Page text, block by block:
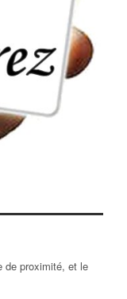
proximité, et le